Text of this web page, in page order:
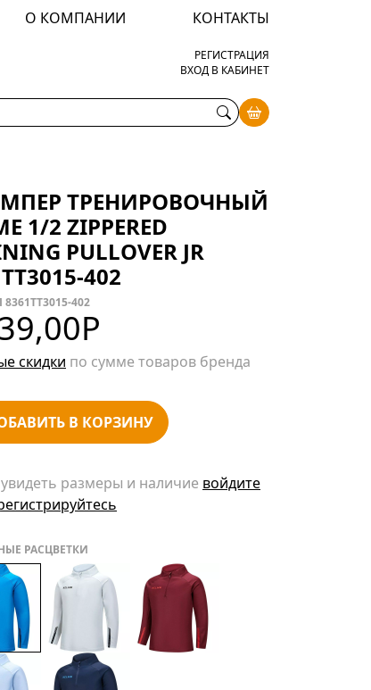
О КОМПАНИИ
КОНТАКТЫ
РЕГИСТРАЦИЯ
ВХОД В КАБИНЕТ
ТРЕНИРОВОЧНЫЙ
1/2 ZIPPERED
PULLOVER JR
402
402
Р
скидки по сумме товаров бренда
В КОРЗИНУ
размеры и наличие войдите
РАСЦВЕТКИ